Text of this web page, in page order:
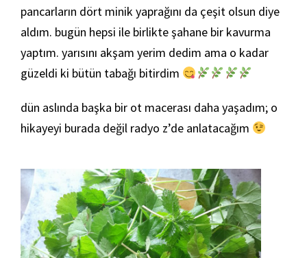
pancarların dört minik yaprağını da çeşit olsun diye
aldım. bugün hepsi ile birlikte şahane bir kavurma
yaptım. yarısını akşam yerim dedim ama o kadar
güzeldi ki bütün tabağı bitirdim
dün aslında başka bir ot macerası daha yaşadım; o
hikayeyi burada değil radyo z’de anlatacağım